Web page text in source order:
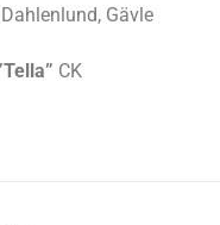
Gävle
CK